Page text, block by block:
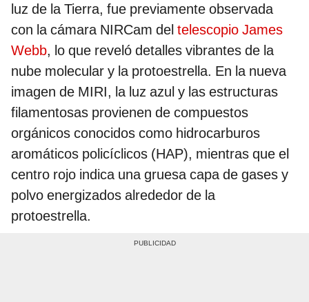
luz de la Tierra, fue previamente observada
con la cámara NIRCam del telescopio James
Webb, lo que reveló detalles vibrantes de la
nube molecular y la protoestrella. En la nueva
imagen de MIRI, la luz azul y las estructuras
filamentosas provienen de compuestos
orgánicos conocidos como hidrocarburos
aromáticos policíclicos (HAP), mientras que el
centro rojo indica una gruesa capa de gases y
polvo energizados alrededor de la
protoestrella.